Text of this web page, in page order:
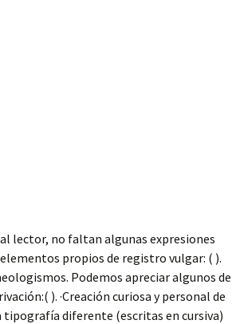
lector, no faltan algunas expresiones
propios de registro vulgar: ( ).
Podemos apreciar algunos de
). ·Creación curiosa y personal de
diferente (escritas en cursiva)